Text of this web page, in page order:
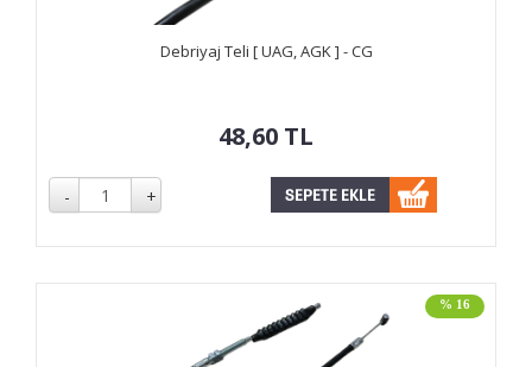
Debriyaj Teli [ UAG, AGK ] - CG
48,60 TL
% 16